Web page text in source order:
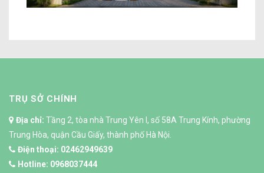
TRỤ SỞ CHÍNH
Địa chỉ: Tầng 2, tòa nhà Trung Yên I, số 58A Trung Kính, phường
Trung Hòa, quận Cầu Giấy, thành phố Hà Nội.
Điện thoại: 02462949639
Hotline: 0968037444